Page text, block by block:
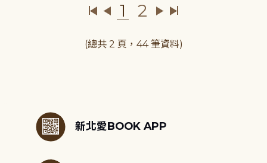
1 2
(總共 2 頁，44 筆資料)
新北愛BOOK APP